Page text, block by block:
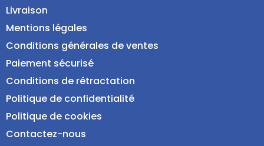
Livraison
Mentions légales
Conditions générales de ventes
Paiement sécurisé
Conditions de rétractation
Politique de confidentialité
Politique de cookies
Contactez-nous